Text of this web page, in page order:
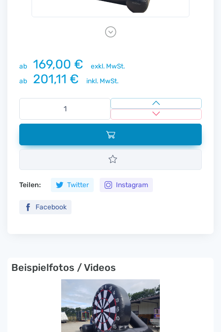
Next
ab 169,00 €
exkl. MwSt.
ab
201,11 € inkl. MwSt.
Teilen: Twitter Instagram
Facebook
Beispielfotos / Videos